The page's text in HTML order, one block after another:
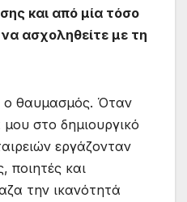
και από μία τόσο
ασχοληθείτε με τη
ο θαυμασμός. Όταν
στο δημιουργικό
εργάζονταν
ποιητές και
την ικανότητά